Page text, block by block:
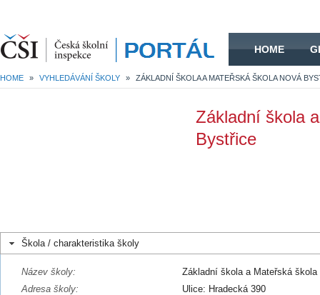
HOME
HOME » VYHLEDÁVÁNÍ ŠKOLY » ZÁKLADNÍ ŠKOLA A MATEŘSKÁ ŠKOLA NOVÁ
Základní škola
Bystřice
Škola / charakteristika školy
Název školy:
Základní škola a Mateřská
Adresa školy:
Ulice: Hradecká 390